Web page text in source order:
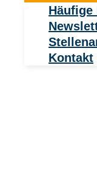
Häufige
Kontakt